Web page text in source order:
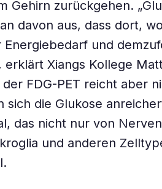
Gehirn zurückgehen.
davon aus, dass dort,
und
Xiangs Kollege
FDG-PET reicht aber
sich die Glukose
das nicht nur von
und anderen